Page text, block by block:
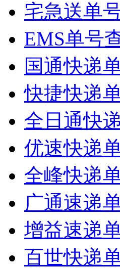
宅急送单
EMS单号
国通快递
快捷快递
全日通快
优速快递
全峰快递
广通速递
增益速递
百世快递